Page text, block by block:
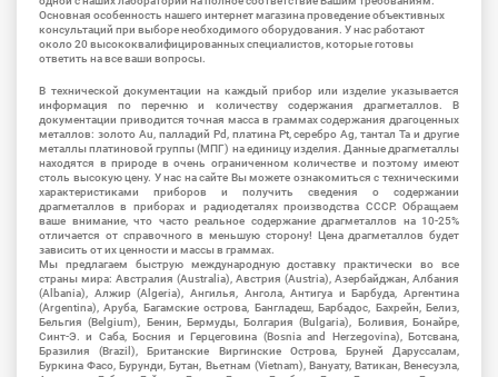
Основная особенность нашего интернет магазина проведение объективных
консультаций при выборе необходимого оборудования. У нас работают
около 20 высококвалифицированных специалистов, которые готовы
ответить на все ваши вопросы.
В технической документации на каждый прибор или изделие указывается
информация по перечню и количеству содержания драгметаллов. В
документации приводится точная масса в граммах содержания драгоценных
металлов: золото Au, палладий Pd, платина Pt, серебро Ag, тантал Ta и другие
металлы платиновой группы (МПГ) на единицу изделия. Данные драгметаллы
находятся в природе в очень ограниченном количестве и поэтому имеют
столь высокую цену. У нас на сайте Вы можете ознакомиться с техническими
характеристиками приборов и получить сведения о содержании
драгметаллов в приборах и радиодеталях производства СССР. Обращаем
ваше внимание, что часто реальное содержание драгметаллов на 10-25%
отличается от справочного в меньшую сторону! Цена драгметаллов будет
зависить от их ценности и массы в граммах.
Мы предлагаем быструю международную доставку практически во все
страны мира: Австралия (Australia), Австрия (Austria), Азербайджан, Албания
(Albania), Алжир (Algeria), Ангилья, Ангола, Антигуа и Барбуда, Аргентина
(Argentina), Аруба, Багамские острова, Бангладеш, Барбадос, Бахрейн, Белиз,
Бельгия (Belgium), Бенин, Бермуды, Болгария (Bulgaria), Боливия, Бонайре,
Синт-Э. и Саба, Босния и Герцеговина (Bosnia and Herzegovina), Ботсвана,
Бразилия (Brazil), Британские Виргинские Острова, Бруней Даруссалам,
Буркина Фасо, Бурунди, Бутан, Вьетнам (Vietnam), Вануату, Ватикан, Венесуэла,